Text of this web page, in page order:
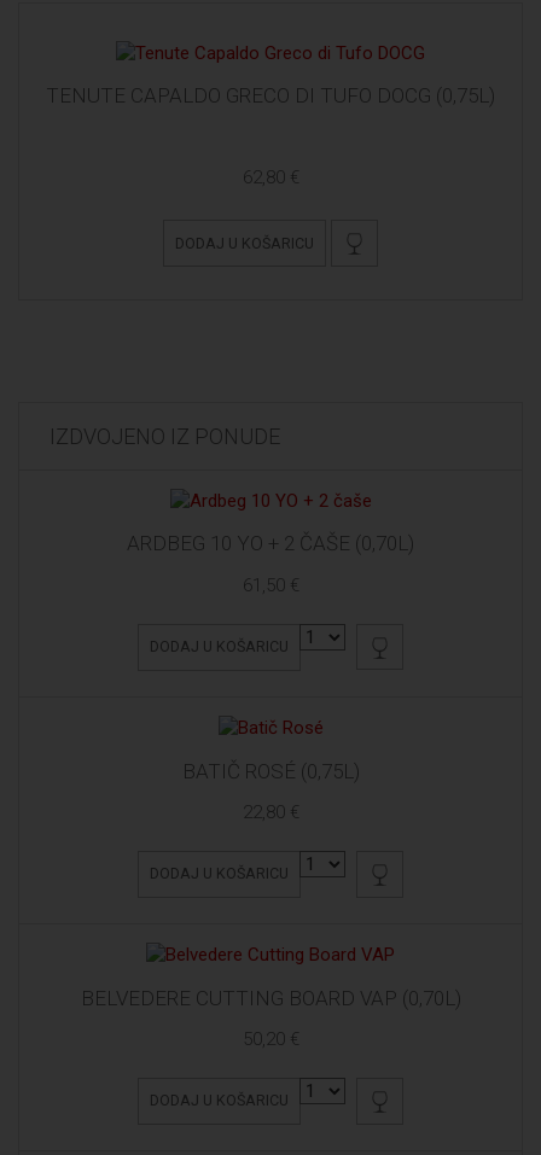
TENUTE CAPALDO GRECO DI TUFO DOCG (0,75L)
62,80 €
DODAJ U KOŠARICU
IZDVOJENO IZ PONUDE
ARDBEG 10 YO + 2 ČAŠE (0,70L)
61,50 €
DODAJ U KOŠARICU
BATIČ ROSÉ (0,75L)
22,80 €
DODAJ U KOŠARICU
BELVEDERE CUTTING BOARD VAP (0,70L)
50,20 €
DODAJ U KOŠARICU